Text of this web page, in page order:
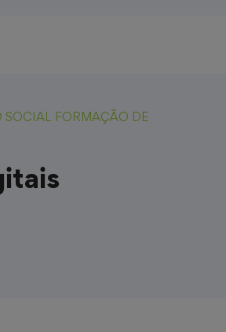
FORMAÇÃO DE